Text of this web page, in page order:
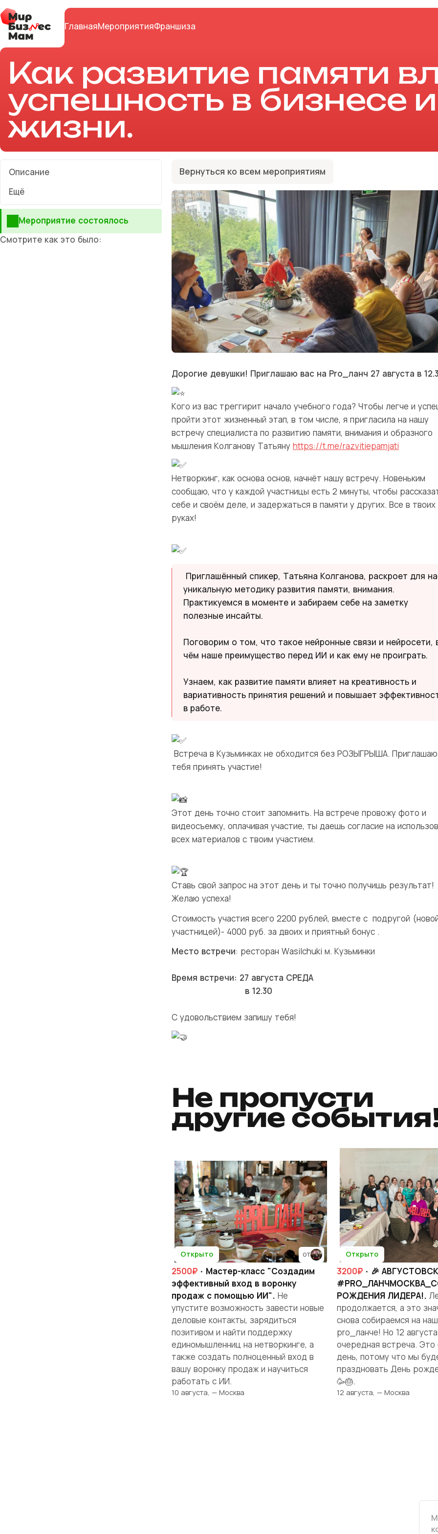
ГлавнаяМероприятияФраншиза
Как развитие памяти
успешность в бизнесе
жизни.
Описание
Ещё
Мероприятие состоялось
Смотрите как это было:
Вернуться ко всем мероприятиям
Дорогие девушки! Приглашаю вас на Pro_ланч 27 августа в
Кого из вас треггирит начало учебного года? Чтобы легче и
пройти этот жизненный этап, в том числе, я пригласила на нашу
встречу специалиста по развитию памяти, внимания и образного
мышления Колганову Татьяну https://t.me/razvitiepamjati
Нетворкинг, как основа основ, начнёт нашу встречу. Новеньким
сообщаю, что у каждой участницы есть 2 минуты, чтобы
себе и своём деле, и задержаться в памяти у других. Все в твоих
руках!
Приглашённый спикер, Татьяна Колганова, раскроет для
уникальную методику развития памяти, внимания.
Практикуемся в моменте и забираем себе на заметку
полезные инсайты.
Поговорим о том, что такое нейронные связи и нейросети,
чём наше преимущество перед ИИ и как ему не проиграть.
Узнаем, как развитие памяти влияет на креативность и
вариативность принятия решений и повышает
в работе.
Встреча в Кузьминках не обходится без РОЗЫГРЫША.
тебя принять участие!
Этот день точно стоит запомнить. На встрече провожу фото и
видеосъемку, оплачивая участие, ты даешь согласие на
всех материалов с твоим участием.
Ставь свой запрос на этот день и ты точно получишь результат!
Желаю успеха!
Стоимость участия всего 2200 рублей, вместе с подругой
участницей)- 4000 руб. за двоих и приятный бонус .
Место встречи: ресторан Wasilchuki м. Кузьминки
Время встречи: 27 августа СРЕДА
в 12.30
С удовольствием запишу тебя!
Не пропусти
другие
Открыто от
2500₽ · Мастер-класс "Создадим
эффективный вход в воронку
продаж с помощью ИИ". Не
упустите возможность завести новые
деловые контакты, зарядиться
позитивом и найти поддержку
единомышленниц на нетворкинге, а
также создать полноценный вход в
вашу воронку продаж и научиться
работать с ИИ.
10 августа, — Москва
Открыто
3200₽ · 🎉
РОЖДЕНИЯ ЛИДЕРА!.
продолжается, а это
снова собираемся на
pro_ланче! Но 12
очередная встреча. Это
день, потому что мы
праздновать День
🥳🎂.
12 августа, — Москва